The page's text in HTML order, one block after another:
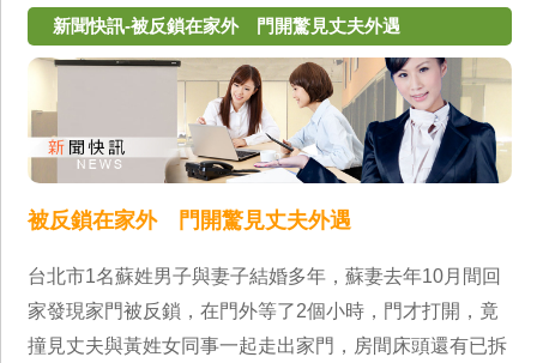
新聞快訊-被反鎖在家外 門開驚見丈夫外遇
被反鎖在家外 門開驚見丈夫外遇
台北市1名蘇姓男子與妻子結婚多年，蘇妻去年10月間回
家發現家門被反鎖，在門外等了2個小時，門才打開，竟
撞見丈夫與黃姓女同事一起走出家門，房間床頭還有已拆